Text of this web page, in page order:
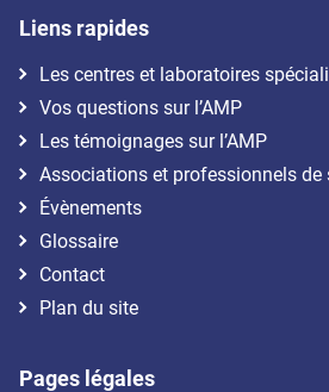
Liens rapides
Les centres et laboratoires
Vos questions sur l’AMP
Les témoignages sur l’AMP
Associations et professionnels de
Évènements
Glossaire
Contact
Plan du site
Pages légales